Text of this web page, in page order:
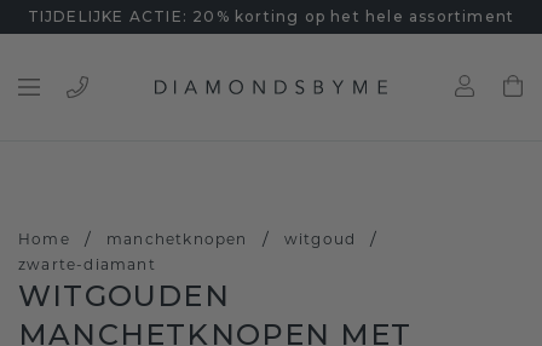
TIJDELIJKE ACTIE: 20% korting op het hele assortiment
Home / manchetknopen / witgoud /
zwarte-diamant
WITGOUDEN
MANCHETKNOPEN MET